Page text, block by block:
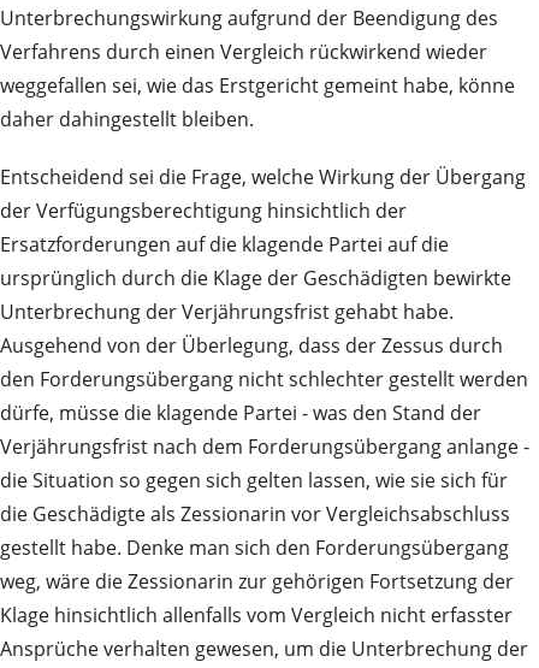
Unterbrechungswirkung aufgrund der Beendigung des
Verfahrens durch einen Vergleich rückwirkend wieder
weggefallen sei, wie das Erstgericht gemeint habe, könne
daher dahingestellt bleiben.
Entscheidend sei die Frage, welche Wirkung der Übergang
der Verfügungsberechtigung hinsichtlich der
Ersatzforderungen auf die klagende Partei auf die
ursprünglich durch die Klage der Geschädigten bewirkte
Unterbrechung der Verjährungsfrist gehabt habe.
Ausgehend von der Überlegung, dass der Zessus durch
den Forderungsübergang nicht schlechter gestellt werden
dürfe, müsse die klagende Partei - was den Stand der
Verjährungsfrist nach dem Forderungsübergang anlange -
die Situation so gegen sich gelten lassen, wie sie sich für
die Geschädigte als Zessionarin vor Vergleichsabschluss
gestellt habe. Denke man sich den Forderungsübergang
weg, wäre die Zessionarin zur gehörigen Fortsetzung der
Klage hinsichtlich allenfalls vom Vergleich nicht erfasster
Ansprüche verhalten gewesen, um die Unterbrechung der